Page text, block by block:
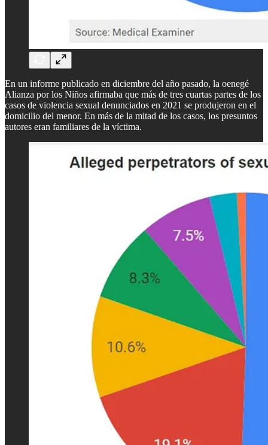
En un informe publicado en diciembre del año pasado, la oenegé
Alianza por los Niños afirmaba que más de tres cuartas partes de los
casos de violencia sexual denunciados en 2021 se produjeron en el
domicilio del menor. En más de la mitad de los casos, los presuntos
autores eran familiares de la víctima.